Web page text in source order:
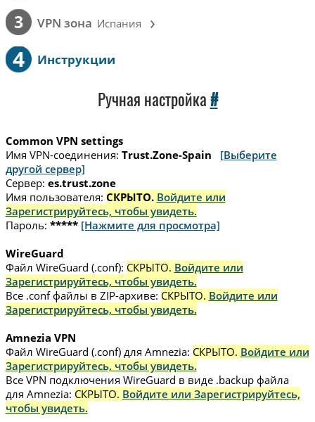
3 VPN зона Испания ›
4 Инструкции
Ручная настройка #
Common VPN settings
Имя VPN-соединения: Trust.Zone-Spain
[Выберите
другой сервер]
Сервер: es.trust.zone
Имя пользователя: СКРЫТО. Войдите или
Зарегистрируйтесь, чтобы увидеть.
Пароль: ***** [Нажмите для просмотра]
WireGuard
Файл WireGuard (.conf): СКРЫТО. Войдите или
Зарегистрируйтесь, чтобы увидеть.
Все .conf файлы в ZIP-архиве: СКРЫТО. Войдите или
Зарегистрируйтесь, чтобы увидеть.
Amnezia VPN
Файл WireGuard (.conf) для Amnezia: СКРЫТО. Войдите или
Зарегистрируйтесь, чтобы увидеть.
Все VPN подключения WireGuard в виде .backup файла
для Amnezia: СКРЫТО. Войдите или Зарегистрируйтесь,
чтобы увидеть.